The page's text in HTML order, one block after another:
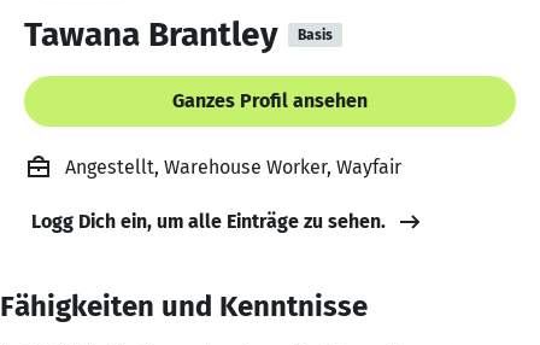
Tawana Brantley Basis
Ganzes Profil ansehen
Angestellt, Warehouse Worker, Wayfair
Logg Dich ein, um alle Einträge zu sehen.
Fähigkeiten und Kenntnisse